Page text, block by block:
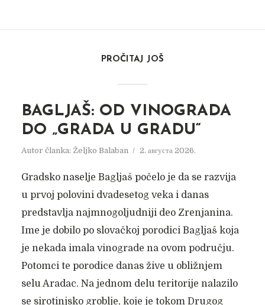
PROČITAJ JOŠ
BAGLJAŠ: OD VINOGRADA
DO „GRADA U GRADU“
Autor članka: Željko Balaban 2. августа 2026.
Gradsko naselje Bagljaš počelo je da se razvija
u prvoj polovini dvadesetog veka i danas
predstavlja najmnogoljudniji deo Zrenjanina.
Ime je dobilo po slovačkoj porodici Bagljaš koja
je nekada imala vinograde na ovom području.
Potomci te porodice danas žive u obližnjem
selu Aradac. Na jednom delu teritorije nalazilo
se sirotinjsko groblje, koje je tokom Drugog